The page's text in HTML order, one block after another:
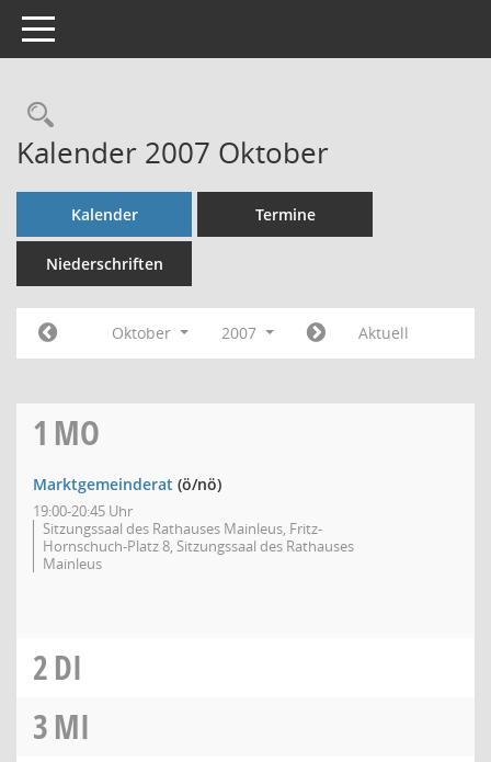
Toggle navigation
Rechercheauswahl
Kalender 2007 Oktober
Kalender Termine
Niederschriften
Oktober 2007 Aktuell
1 MO
Marktgemeinderat (ö/nö)
19:00-20:45 Uhr
Sitzungssaal des Rathauses Mainleus, Fritz-
Hornschuch-Platz 8, Sitzungssaal des Rathauses
Mainleus
2DI
3MI